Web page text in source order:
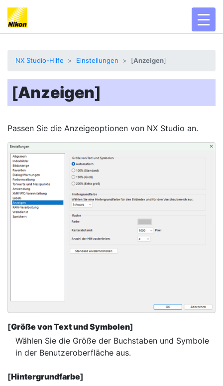
NX Studio-Hilfe Einstellungen [Anzeigen]
[Anzeigen]
Passen Sie die Anzeigeoptionen von NX Studio an.
[Größe von Text und Symbolen]
Wählen Sie die Größe der Buchstaben und Symbole
in der Benutzeroberfläche aus.
[Hintergrundfarbe]